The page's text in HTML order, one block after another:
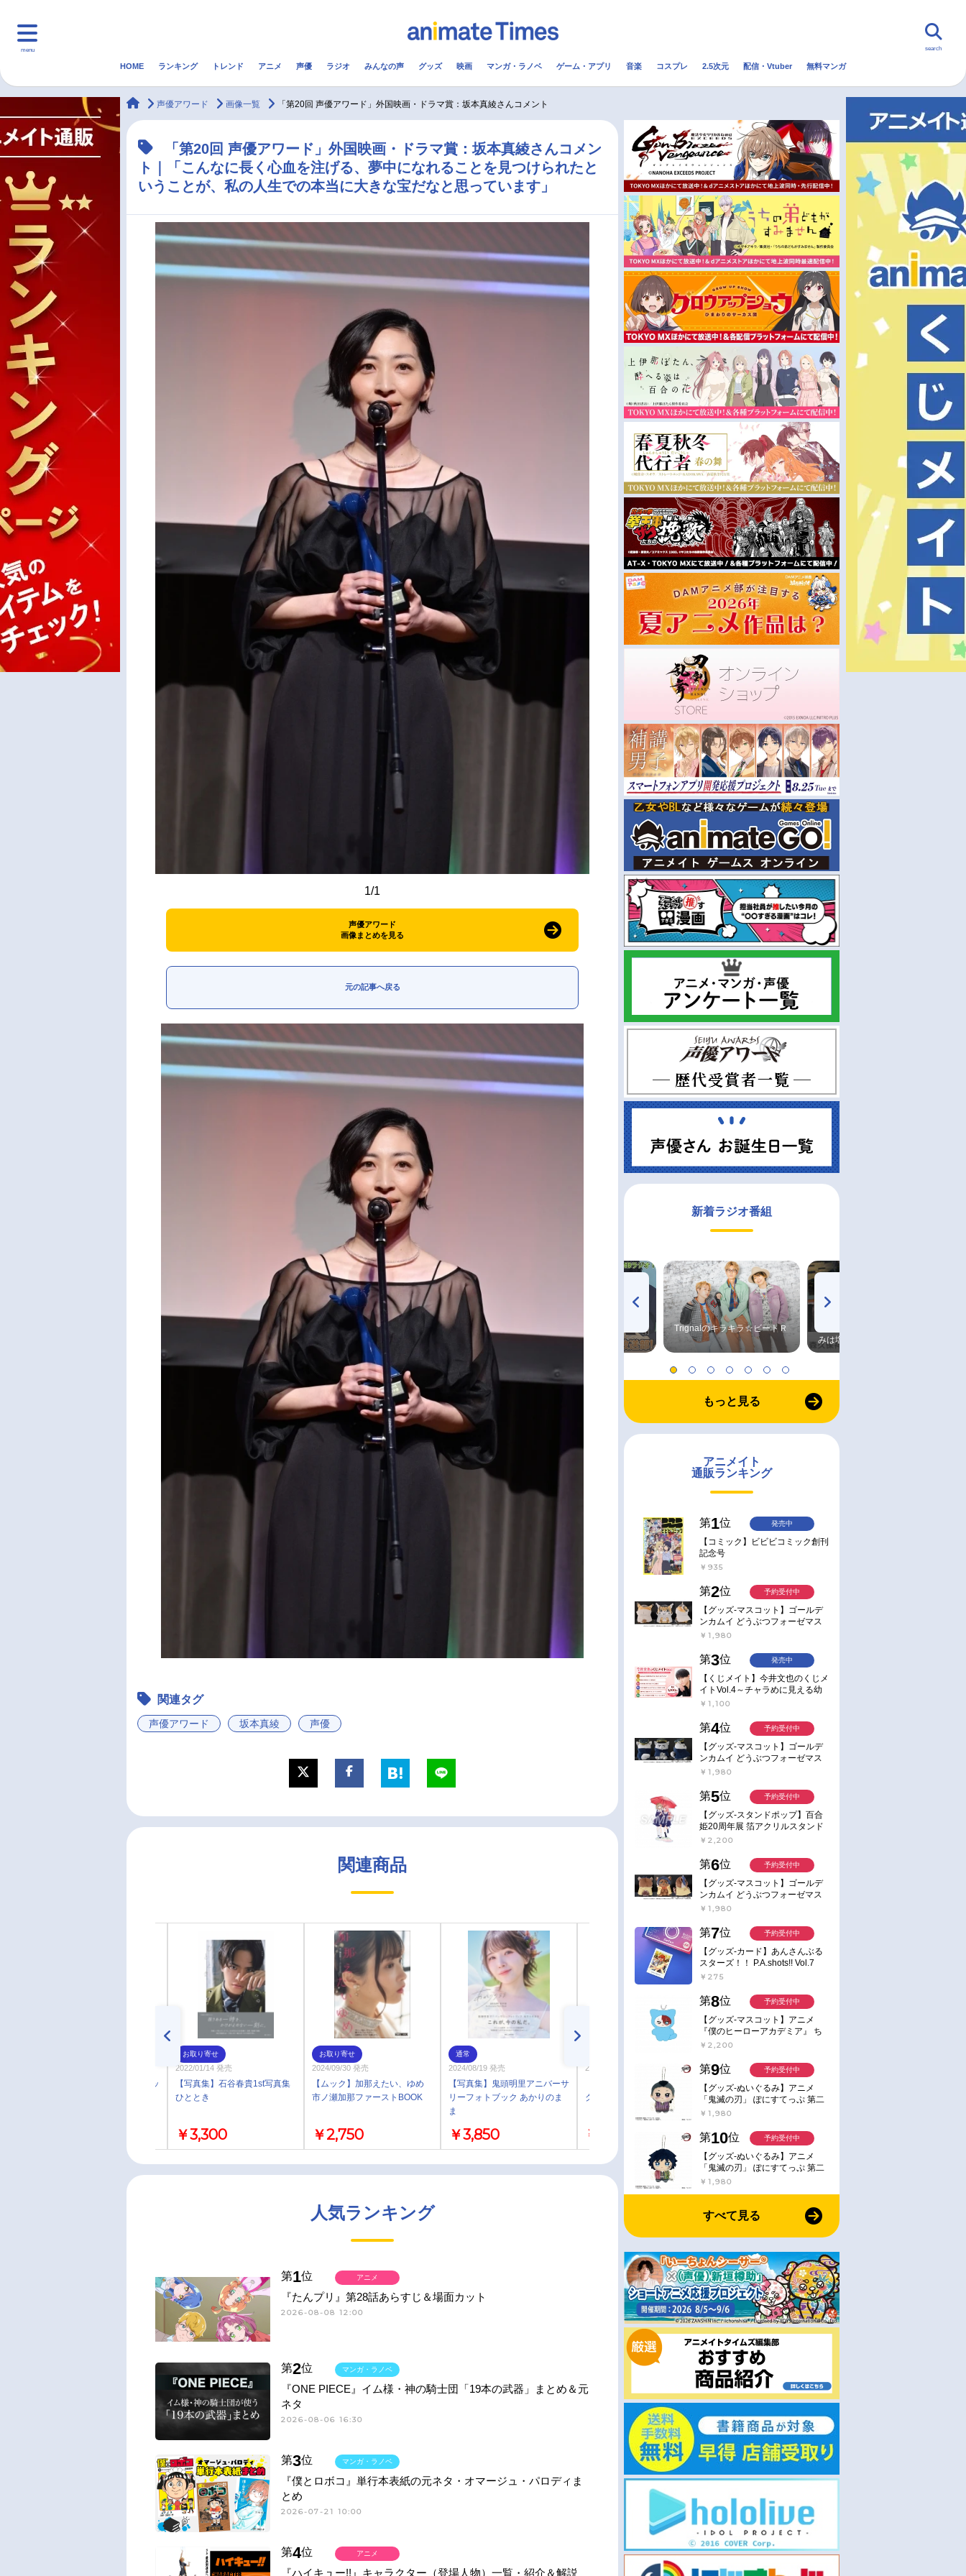
menu
マンガ・ラノベ ゲーム・アプリ 音楽 コスプレ 2.5次元 配信・Vtuber トレンド 無料マンガ
最新記事一覧
声優記事一覧
アニメ映画一覧 今期アニメ曜日別一覧 秋アニメ
冬アニメ
search
HOME ランキング トレンド アニメ 声優 ラジオ みんなの声 グッズ 映画 マンガ・ラノベ ゲーム・アプリ 音楽 コスプレ 2.5次元 配信・Vtuber 無料マンガ
animateTimes
声優アワード 画像一覧 「第20回 声優アワード」外国映画・ドラマ賞：坂本真綾さんコメント
「第20回 声優アワード」外国映画・ドラマ賞：坂本真綾さんコメン
ト｜「こんなに長く心血を注げる、夢中になれることを見つけられたと
いうことが、私の人生での本当に大きな宝だなと思っています」
1/1
声優アワード
画像まとめを見る
元の記事へ戻る
関連タグ
声優アワード 坂本真綾 声優
関連商品
【写真集】岡本信彦フォトブッ
お取り寄せ
2022/01/14 発売
【写真集】石谷春貴1st写真集
ひととき
￥3,300
お取り寄せ
2024/09/30 発売
【ムック】加那えたい、ゆめ
市ノ瀬加那ファーストBOOK
￥2,750
通常
2024/08/19 発売
【写真集】鬼頭明里アニバーサ
リーフォトブック あかりのま
ま
￥3,850
2023/04/01 発売
【写真集】岡本信彦フォトブッ
ク NOBLE
￥3,850
2022/01/14 発売
【写真集】石谷春貴1st写真集
ひととき
￥3,300
人気ランキング
第1位
『たんプリ』第28話あらすじ＆場面カット
2026-08-08 12:00
アニメ
第2位
『ONE PIECE』イム様・神の騎士団「19本の武器」まとめ＆元
ネタ
2026-08-06 16:30
マンガ・ラノベ
第3位
『僕とロボコ』単行本表紙の元ネタ・オマージュ・パロディま
とめ
2026-07-21 10:00
マンガ・ラノベ
第4位
『ハイキュー!!』キャラクター（登場人物）一覧・紹介＆解説
アニメ
新着ラジオ番組
TVアニメ『戦隊大失格』
radio 大直会 2nd season
Trignalのキラキラ☆ビートＲ
みは塩だけ
もっと見る
アニメイト
通販ランキング
第1位
【コミック】ビビビコミック創刊
記念号
￥935
発売中
第2位
【グッズ-マスコット】ゴールデ
ンカムイ どうぶつフォーゼマス
コット 4.尾形百之助【再販】
￥1,980
予約受付中
第3位
【くじメイト】今井文也のくじメ
イトVol.4～チャラめに見える幼
馴染、実は一途で独占欲が強いん
￥1,100
発売中
第4位
【グッズ-マスコット】ゴールデ
ンカムイ どうぶつフォーゼマス
コット 5.月島軍曹【再販】
￥1,980
予約受付中
第5位
【グッズ-スタンドポップ】百合
姫20周年展 箔アクリルスタンド
E：あおのなち
￥2,200
予約受付中
第6位
【グッズ-マスコット】ゴールデ
ンカムイ どうぶつフォーゼマス
コット 6.鯉登少尉【再販】
￥1,980
予約受付中
第7位
【グッズ-カード】あんさんぶる
スターズ！！ P.A.shots!! Vol.7
Action
￥275
予約受付中
第8位
【グッズ-マスコット】アニメ
『僕のヒーローアカデミア』 ち
みけもますこっと 7.轟凍焦
￥2,200
予約受付中
第9位
【グッズ-ぬいぐるみ】アニメ
「鬼滅の刃」 ぽにすてっぷ 第二
弾 不死川 玄弥
￥1,980
予約受付中
第10位
【グッズ-ぬいぐるみ】アニメ
「鬼滅の刃」 ぽにすてっぷ 第二
弾 冨岡 義勇
￥1,980
予約受付中
すべて見る